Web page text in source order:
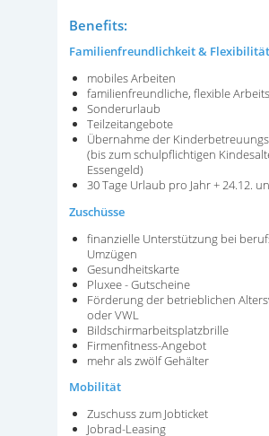
Benefits:
Familienfreundlichkeit & Flexibilität
mobiles Arbeiten
familienfreundliche, flexible
Sonderurlaub
Teilzeitangebote
Übernahme der
(bis zum schulpflichtigen
Essengeld)
30 Tage Urlaub pro Jahr + 24.12.
Zuschüsse
finanzielle Unterstützung bei
Umzügen
Gesundheitskarte
Pluxee - Gutscheine
Förderung der betrieblichen
oder VWL
Bildschirmarbeitsplatzbrille
Firmenfitness-Angebot
mehr als zwölf Gehälter
Mobilität
Zuschuss zum Jobticket
Jobrad-Leasing